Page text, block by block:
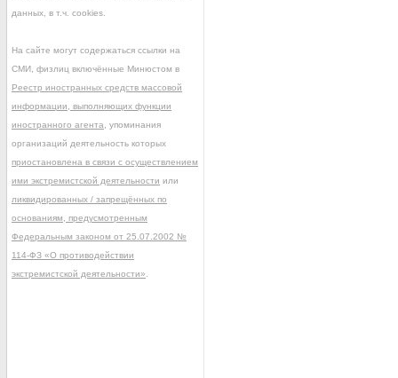
данных, в т.ч. cookies.
На сайте могут содержаться ссылки на
СМИ, физлиц включённые Минюстом в
Реестр иностранных средств массовой
информации, выполняющих функции
иностранного агента , упоминания
организаций деятельность которых
приостановлена в связи с осуществлением
ими экстремистской деятельности или
ликвидированных / запрещённых по
основаниям, предусмотренным
Федеральным законом от 25.07.2002 №
114-ФЗ «О противодействии
экстремистской деятельности»